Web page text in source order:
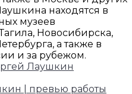
находятся в
музеев
Новосибирска,
а также в
и за рубежом.
Лаушкин